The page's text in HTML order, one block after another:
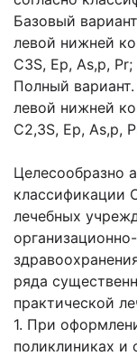
Базовый
левой нижней
C3S, Ep, As,p,
Полный
левой нижней
С2,3S, Ep, As,p,
Целесообразно
классификации
лечебных
ряда
практической
1. При
поликлиниках и